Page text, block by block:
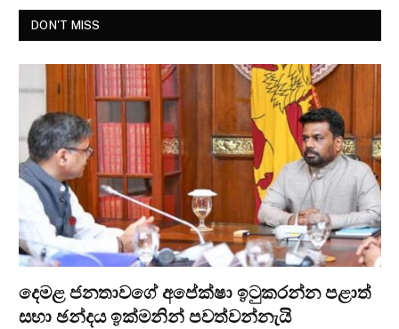
DON'T MISS
දෙමළ ජනතාවගේ අපේක්ෂා ඉටුකරන්න පළාත්
සභා ඡන්දය ඉක්මනින් පවත්වන්නැයි